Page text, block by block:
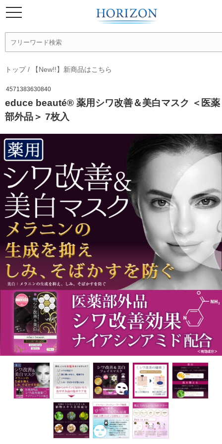
トップ/ 【New!!】新商品はこちら
4571383630840
educe beauté® 薬用シワ改善＆美白マスク ＜医薬
部外品＞ 7枚入